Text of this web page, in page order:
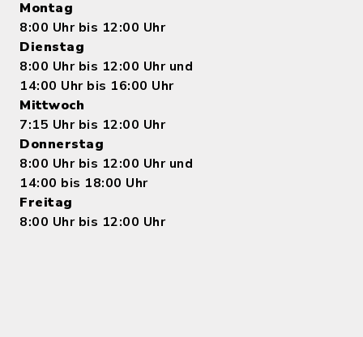
Montag
8:00 Uhr bis 12:00 Uhr
Dienstag
8:00 Uhr bis 12:00 Uhr und
14:00 Uhr bis 16:00 Uhr
Mittwoch
7:15 Uhr bis 12:00 Uhr
Donnerstag
8:00 Uhr bis 12:00 Uhr und
14:00 bis 18:00 Uhr
Freitag
8:00 Uhr bis 12:00 Uhr